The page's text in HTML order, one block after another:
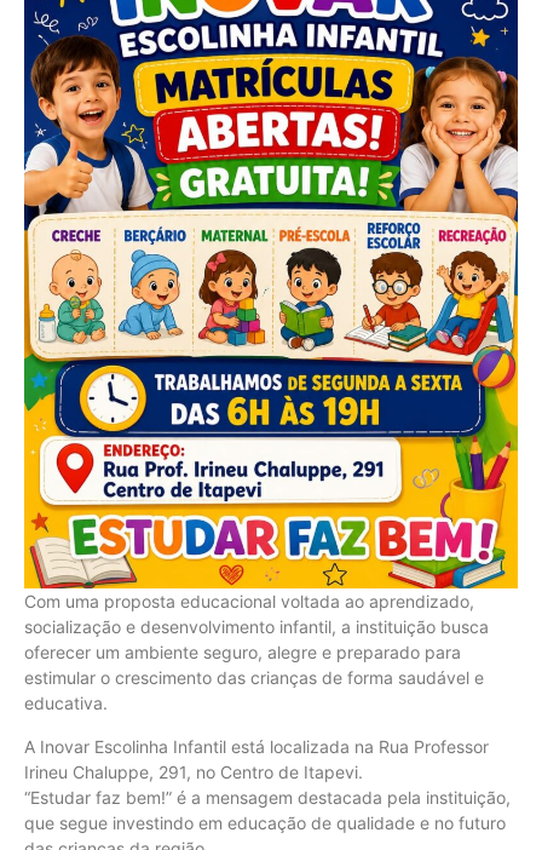
Com uma proposta educacional voltada ao aprendizado,
socialização e desenvolvimento infantil, a instituição busca
oferecer um ambiente seguro, alegre e preparado para
estimular o crescimento das crianças de forma saudável e
educativa.
A Inovar Escolinha Infantil está localizada na Rua Professor
Irineu Chaluppe, 291, no Centro de Itapevi.
“Estudar faz bem!” é a mensagem destacada pela instituição,
que segue investindo em educação de qualidade e no futuro